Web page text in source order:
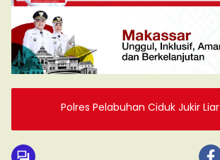
Polres Pelabuhan Ciduk Jukir Liar